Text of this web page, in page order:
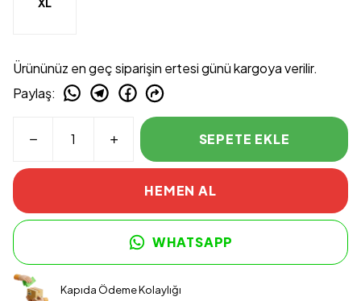
Ürününüz en geç siparişin ertesi günü kargoya verilir.
Paylaş:
SEPETE EKLE
HEMEN AL
WHATSAPP
Kapıda Ödeme Kolaylığı